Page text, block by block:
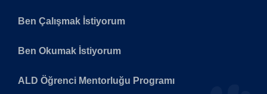
Ben Çalışmak İstiyorum
Ben Okumak İstiyorum
ALD Öğrenci Mentorluğu Programı